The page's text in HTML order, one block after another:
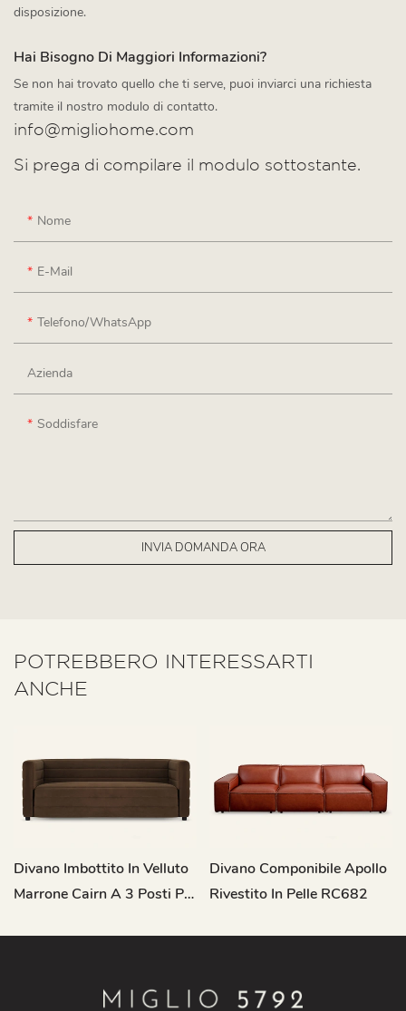
disposizione.
Hai Bisogno Di Maggiori Informazioni?
Se non hai trovato quello che ti serve, puoi inviarci una richiesta
tramite il nostro modulo di contatto.
info@migliohome.com
Si prega di compilare il modulo sottostante.
Nome
E-Mail
Telefono/WhatsApp
Azienda
Soddisfare
INVIA DOMANDA ORA
POTREBBERO INTERESSARTI
ANCHE
Divano Imbottito In Velluto
Marrone Cairn A 3 Posti Per
Divano Componibile Apollo
Rivestito In Pelle RC682